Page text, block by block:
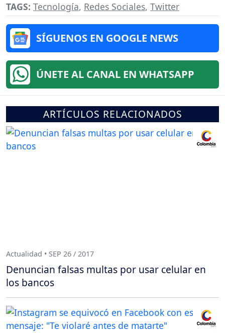
TAGS: Tecnología, Redes Sociales, Twitter
SÍGUENOS EN GOOGLE NEWS
ÚNETE AL CANAL EN WHATSAPP
ARTÍCULOS RELACIONADOS
Actualidad • SEP 26 / 2017
Denuncian falsas multas por usar celular en
los bancos